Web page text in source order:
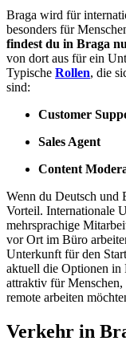
Braga wird für
besonders für
findest du in Braga
von dort aus für ein
Typische Rollen, die
sind:
Customer
Sales Agent
Content
Wenn du Deutsch und
Vorteil. Internationale
mehrsprachige
vor Ort im Büro
Unterkunft für den
aktuell die Optionen in
attraktiv für
remote arbeiten
Verkehr in